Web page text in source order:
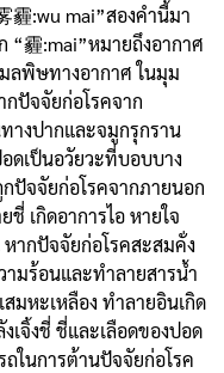
霾:wu mai”สองคำนี้มา
“霾:mai”หมายถึงอากาศ
ลพิษทางอากาศ ในมุม
ปัจจัยก่อโรคจาก
างปากและจมูกรุกราน
ดเป็นอวัยวะที่บอบบาง
ปัจจัยก่อโรคจากภายนอก
เกิดอาการไอ หายใจ
ากปัจจัยก่อโรคสะสมคั่ง
มร้อนและทำลายสารน้ำ
สมหะเหลือง ทำลายอินเกิด
จิ้งชี่ ชี่และเลือดของปอด
ในการต้านปัจจัยก่อโรค